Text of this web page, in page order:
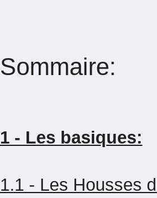
Sommaire:
1 - Les basiques:
1.1 - Les Housses